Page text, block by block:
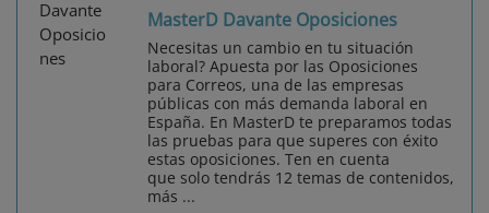
MasterD Davante Oposiciones
Necesitas un cambio en tu situación
laboral? Apuesta por las Oposiciones
para Correos, una de las empresas
públicas con más demanda laboral en
España. En MasterD te preparamos todas
las pruebas para que superes con éxito
estas oposiciones. Ten en cuenta
que solo tendrás 12 temas de contenidos,
más ...